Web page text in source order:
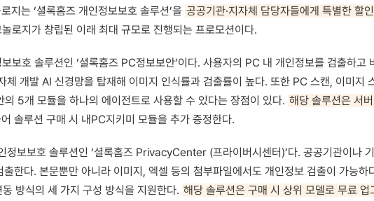
지는 ‘셜록홈즈 개인정보보호 솔루션’을 공공기관·지자체 담당자들에게 특별한 할
로지가 창립된 이래 최대 규모로 진행되는 프로모션이다.
보호 솔루션인 ‘셜록홈즈 PC정보보안’이다. 사용자의 PC 내 개인정보를 검출하고
체 개발 AI 신경망을 탑재해 이미지 인식률과 검출률이 높다. 또한 PC 스캔, 이미지
5개 모듈을 하나의 에이전트로 사용할 수 있다는 장점이 있다. 해당 솔루션은 서
솔루션 구매 시 내PC지키미 모듈을 추가 증정한다.
정보보호 솔루션인 ‘셜록홈즈 PrivacyCenter (프라이버시센터)’다. 공공기관이나
한다. 본문뿐만 아니라 이미지, 엑셀 등의 첨부파일에서도 개인정보 검출이 가능하
방식의 세 가지 구성 방식을 지원한다. 해당 솔루션은 구매 시 상위 모델로 무료 업